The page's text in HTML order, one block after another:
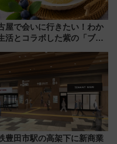
屋で会いに行きたい！わか
活とコラボした紫の「ブル
豊田市駅の高架下に新商業